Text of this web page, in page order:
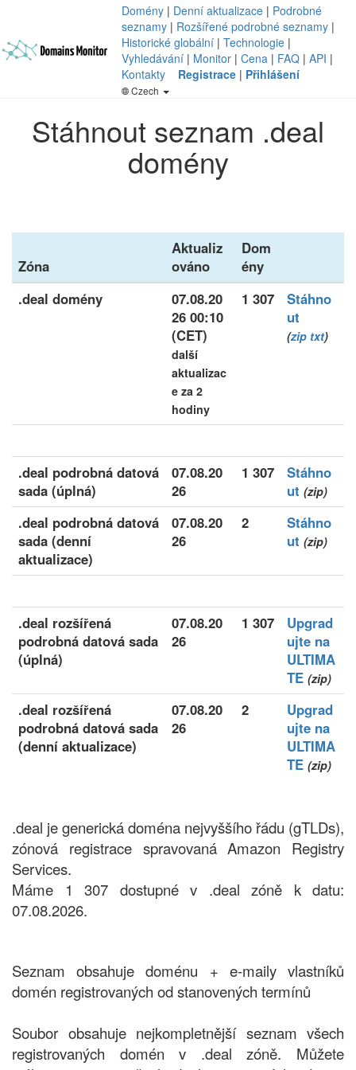
Domény | Denní aktualizace | Podrobné
seznamy | Rozšířené podrobné seznamy |
Historické globální | Technologie |
Vyhledávání | Monitor | Cena | FAQ | API |
Kontakty
Registrace | Přihlášení
Czech
Stáhnout seznam .deal
domény
Zóna
Aktualiz
ováno
Dom
ény
.deal domény
07.08.20
26 00:10
(CET)
další
aktualizac
e za 2
hodiny
1 307
Stáhno
ut
(zip txt)
.deal podrobná datová
sada (úplná)
07.08.20
26
1 307
Stáhno
ut (zip)
.deal podrobná datová
sada (denní
aktualizace)
07.08.20
26
2
Stáhno
ut (zip)
.deal rozšířená
podrobná datová sada
(úplná)
07.08.20
26
1 307
Upgrad
ujte na
ULTIMA
TE (zip)
.deal rozšířená
podrobná datová sada
(denní aktualizace)
07.08.20
26
2
Upgrad
ujte na
ULTIMA
TE (zip)
.deal je generická doména nejvyššího řádu (gTLDs),
zónová registrace spravovaná Amazon Registry
Services.
Máme 1 307 dostupné v .deal zóně k datu:
07.08.2026.
Seznam obsahuje doménu + e-maily vlastníků
domén registrovaných od stanovených termínů
Soubor obsahuje nejkompletnější seznam všech
registrovaných domén v .deal zóně. Můžete